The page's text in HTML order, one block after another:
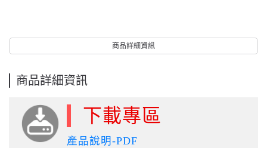
商品詳細資訊
商品詳細資訊
下載專區
產品說明-PDF